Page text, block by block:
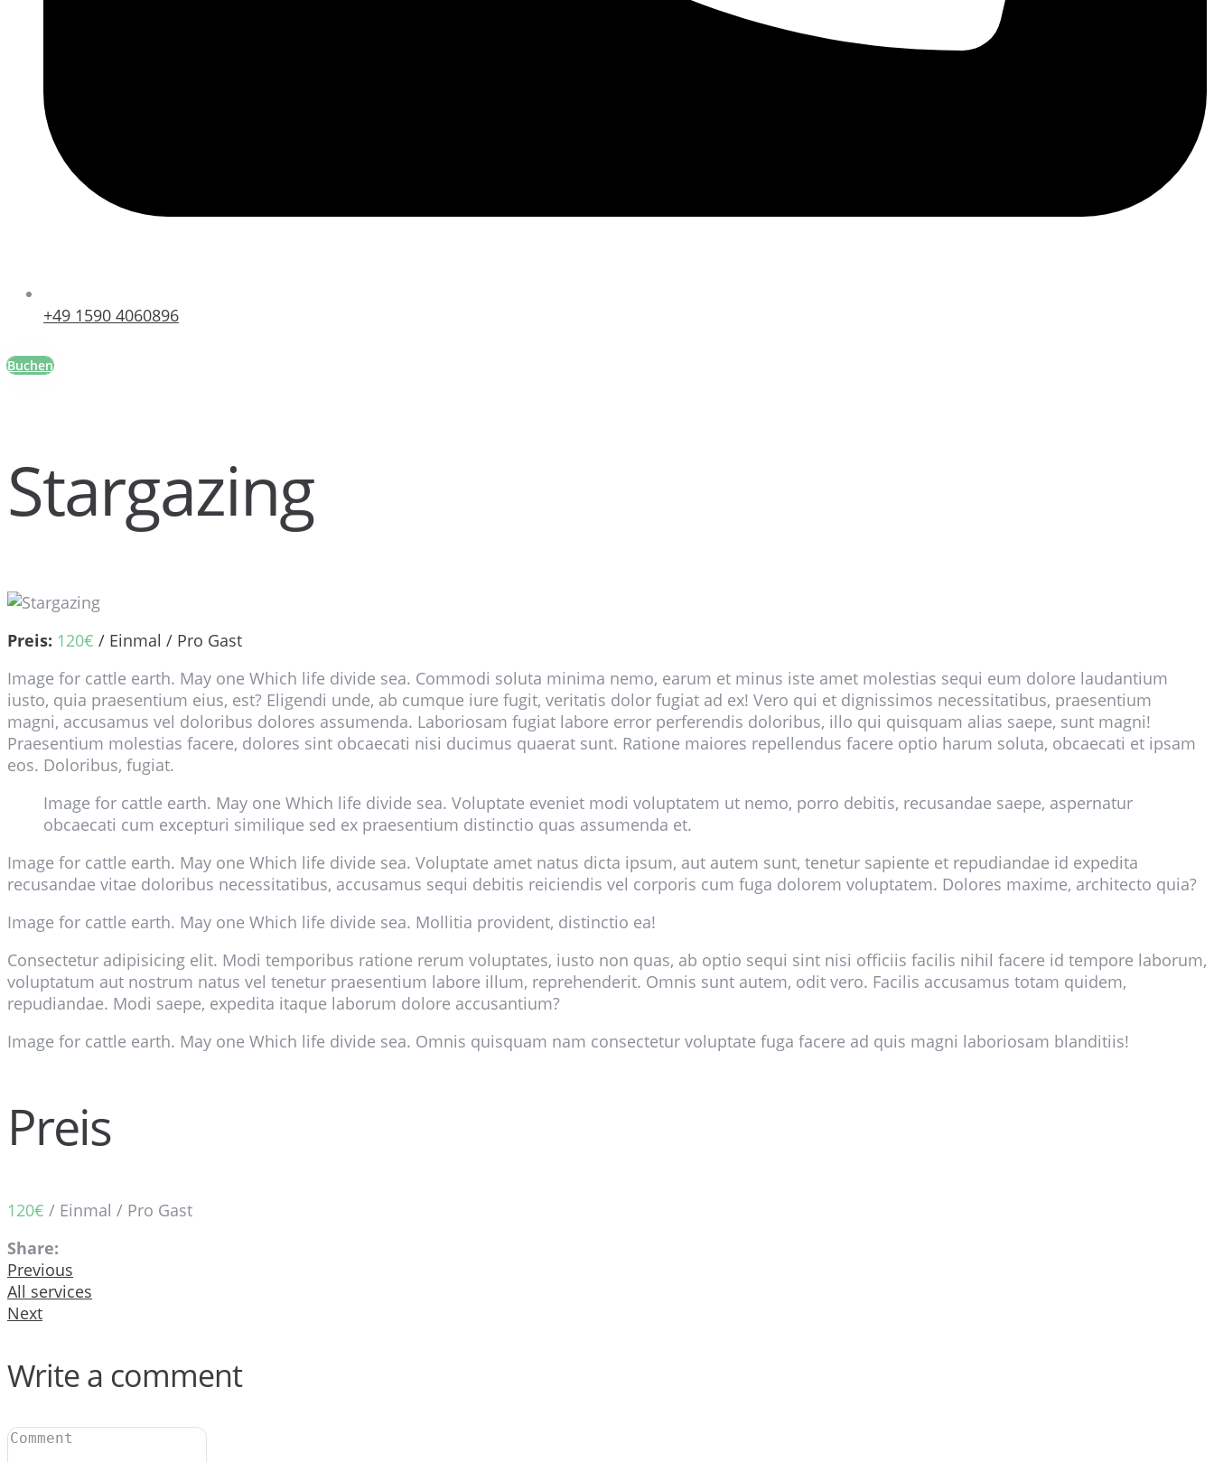
+49 1590 4060896
Buchen
Stargazing
Preis: 120€ / Einmal / Pro Gast
Image for cattle earth. May one Which life divide sea. Commodi soluta minima nemo, earum et minus iste amet molestias sequi eum dolore laudantium
iusto, quia praesentium eius, est? Eligendi unde, ab cumque iure fugit, veritatis dolor fugiat ad ex! Vero qui et dignissimos necessitatibus, praesentium
magni, accusamus vel doloribus dolores assumenda. Laboriosam fugiat labore error perferendis doloribus, illo qui quisquam alias saepe, sunt magni!
Praesentium molestias facere, dolores sint obcaecati nisi ducimus quaerat sunt. Ratione maiores repellendus facere optio harum soluta, obcaecati et ipsam
eos. Doloribus, fugiat.
Image for cattle earth. May one Which life divide sea. Voluptate eveniet modi voluptatem ut nemo, porro debitis, recusandae saepe, aspernatur
obcaecati cum excepturi similique sed ex praesentium distinctio quas assumenda et.
Image for cattle earth. May one Which life divide sea. Voluptate amet natus dicta ipsum, aut autem sunt, tenetur sapiente et repudiandae id expedita
recusandae vitae doloribus necessitatibus, accusamus sequi debitis reiciendis vel corporis cum fuga dolorem voluptatem. Dolores maxime, architecto quia?
Image for cattle earth. May one Which life divide sea. Mollitia provident, distinctio ea!
Consectetur adipisicing elit. Modi temporibus ratione rerum voluptates, iusto non quas, ab optio sequi sint nisi officiis facilis nihil facere id tempore laborum,
voluptatum aut nostrum natus vel tenetur praesentium labore illum, reprehenderit. Omnis sunt autem, odit vero. Facilis accusamus totam quidem,
repudiandae. Modi saepe, expedita itaque laborum dolore accusantium?
Image for cattle earth. May one Which life divide sea. Omnis quisquam nam consectetur voluptate fuga facere ad quis magni laboriosam blanditiis!
Preis
120€ / Einmal / Pro Gast
Share:
Previous
All services
Next
Write a comment